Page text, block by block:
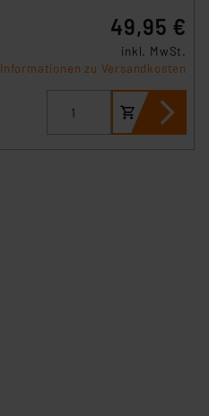
49,95 €
inkl. MwSt.
Informationen zu Versandkosten